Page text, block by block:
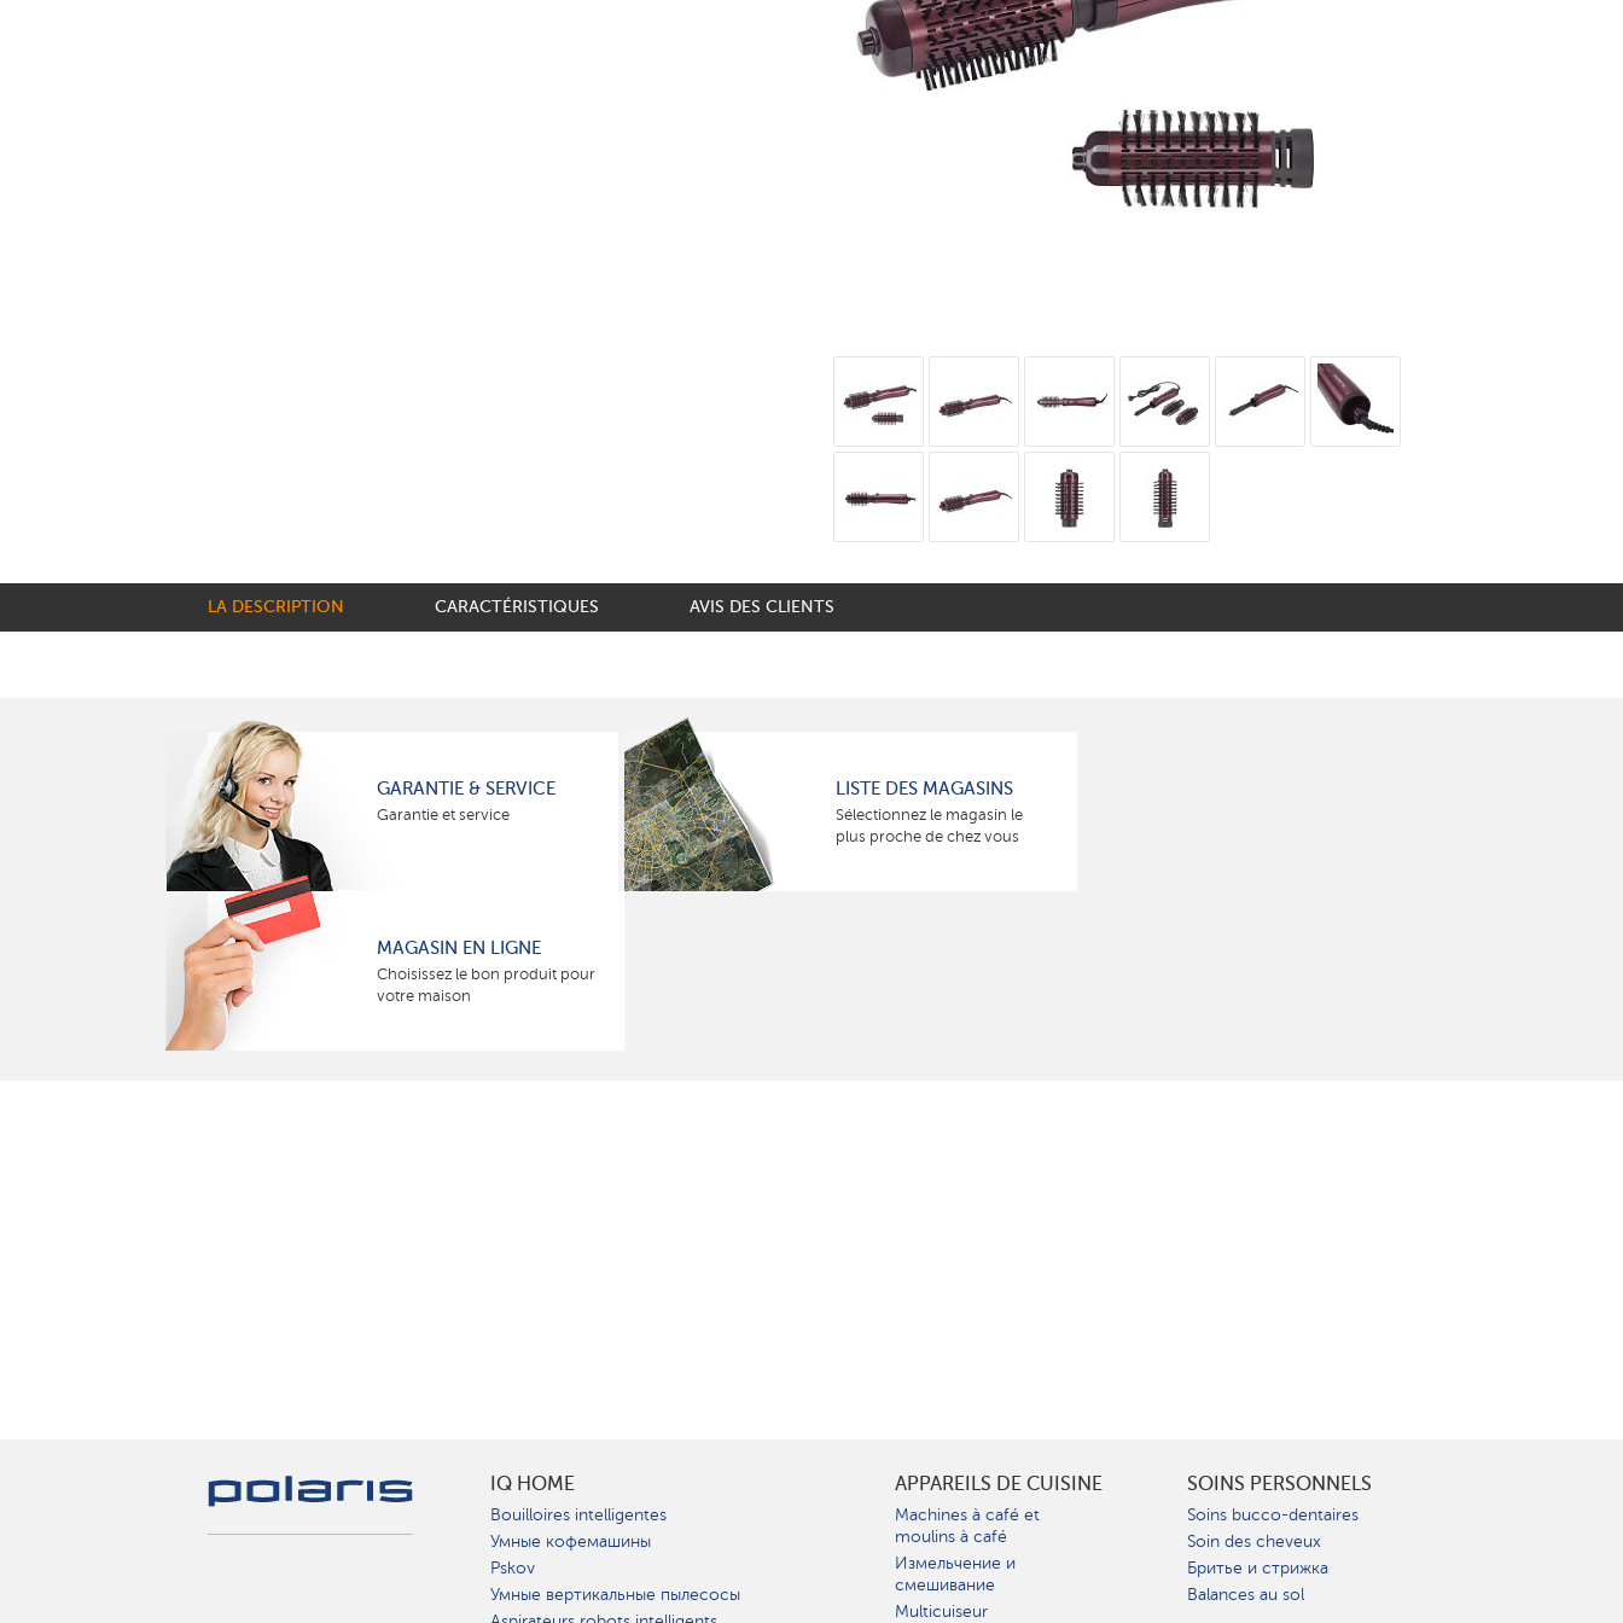
LA DESCRIPTION CARACTÉRISTIQUES AVIS DES CLIENTS
GARANTIE & SERVICE
Garantie et service
LISTE DES MAGASINS
Sélectionnez le magasin le
plus proche de chez vous
MAGASIN EN LIGNE
Choisissez le bon produit pour
votre maison
IQ HOME
Bouilloires intelligentes
Умные кофемашины
Pskov
Умные вертикальные пылесосы
APPAREILS DE CUISINE
Machines à café et
moulins à café
Измельчение и
смешивание
Multicuiseur
SOINS PERSONNELS
Soins bucco-dentaires
Soin des cheveux
Бритье и стрижка
Balances au sol